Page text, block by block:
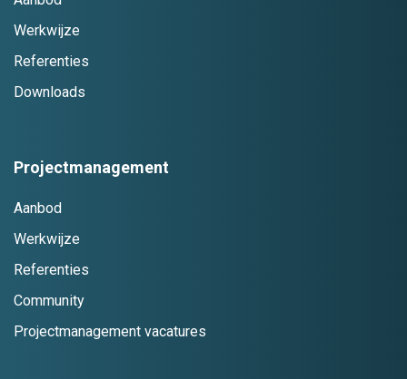
Werkwijze
Referenties
Downloads
Projectmanagement
Aanbod
Werkwijze
Referenties
Community
Projectmanagement vacatures